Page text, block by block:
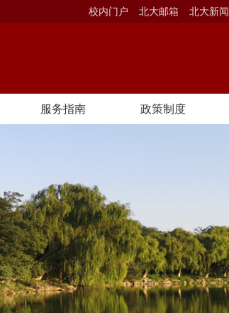
校内门户 北大邮箱 北大新闻
服务指南 政策制度